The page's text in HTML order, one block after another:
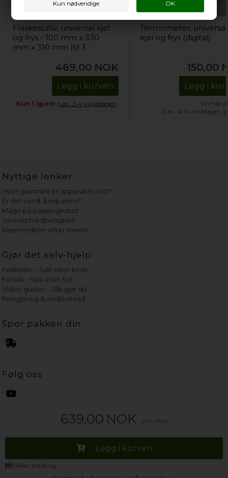
639,00 NOK (inkl. MVA)
Legg i kurven
Sikker betaling
Flaskestativ, universal kjøl
og frys - 100 mm x 330
mm x 310 mm (til 3
469,00 NOK
Legg i kurven
Kun 1 igjen! (Lev. 2-4 virkedager).
Termometer, universal
kjøl og frys (digital)
150,00
Legg i
(Lev. 4-6 virkedager.
Nyttige lenker
Hvor gammelt er apparatet mitt?
Er det verdt å reparere?
Klage på bassengrobot
Vannets hardhetsgrad
Reservedeler etter merke
Gjør det selv-hjelp
Feilkoder - Søk etter kode
Feilsøk - Søk etter feil
Video guider - Slik gjør du
Rengjøring & vedlikehold
Spor pakken din
Følg oss